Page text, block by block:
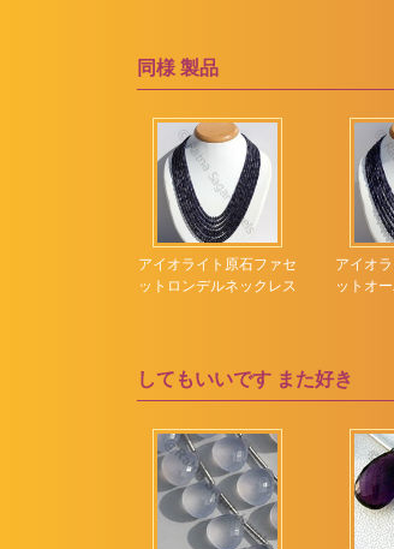
ハニークォーツ
バラ石英
ピーチムーンストーン
ビールクォーツ
ピンクアメジスト
ピンクオパール
ピンクカルセドニー
ピンクトパーズ
ピンクトルマリン
ピンクムーンストーン
ブラウンジルコン
ブラックスピネル
ポリゴンダイヤモンド
カット
マーキスカット
ムーンフラワーカット
ローズカットカボショ
五角形の形状
刻まれた葉
彫刻されたカボチャ
彫刻されたナゲット
彫刻された平らな梨
同様 製品
アイオライト原石ファセ
ットロンデルネックレス
アイオ
ットオ
してもいいです また好き